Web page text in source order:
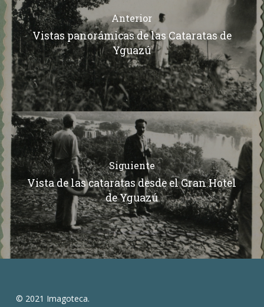
Anterior
Vistas panorámicas de las Cataratas de
Yguazú
Siguiente
Vista de las cataratas desde el Gran Hotel
de Yguazú
© 2021 Imagoteca.